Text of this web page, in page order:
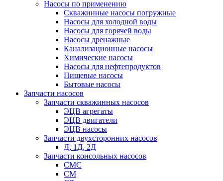
Насосы по применению
Скважинные насосы погружные
Насосы для холодной воды
Насосы для горячей воды
Насосы дренажные
Канализационные насосы
Химические насосы
Насосы для нефтепродуктов
Пищевые насосы
Бытовые насосы
Запчасти насосов
Запчасти скважинных насосов
ЭЦВ агрегаты
ЭЦВ двигатели
ЭЦВ насосы
Запчасти двухсторонних насосов
Д, 1Д, 2Д
Запчасти консольных насосов
СМС
СМ